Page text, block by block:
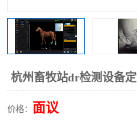
杭州畜牧站dr检测设备定
价格： 面议